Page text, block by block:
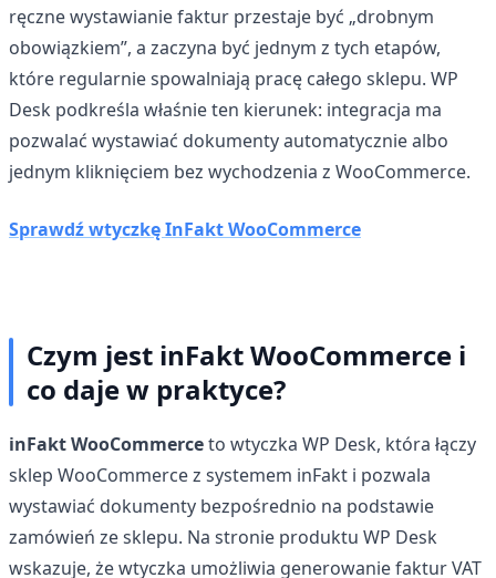
ręczne wystawianie faktur przestaje być „drobnym
obowiązkiem”, a zaczyna być jednym z tych etapów,
które regularnie spowalniają pracę całego sklepu. WP
Desk podkreśla właśnie ten kierunek: integracja ma
pozwalać wystawiać dokumenty automatycznie albo
jednym kliknięciem bez wychodzenia z WooCommerce.
Sprawdź wtyczkę InFakt WooCommerce
Czym jest inFakt WooCommerce i
co daje w praktyce?
inFakt WooCommerceto wtyczka WP Desk, która łączy
sklep WooCommerce z systemem inFakt i pozwala
wystawiać dokumenty bezpośrednio na podstawie
zamówień ze sklepu. Na stronie produktu WP Desk
wskazuje, że wtyczka umożliwia generowanie faktur VAT